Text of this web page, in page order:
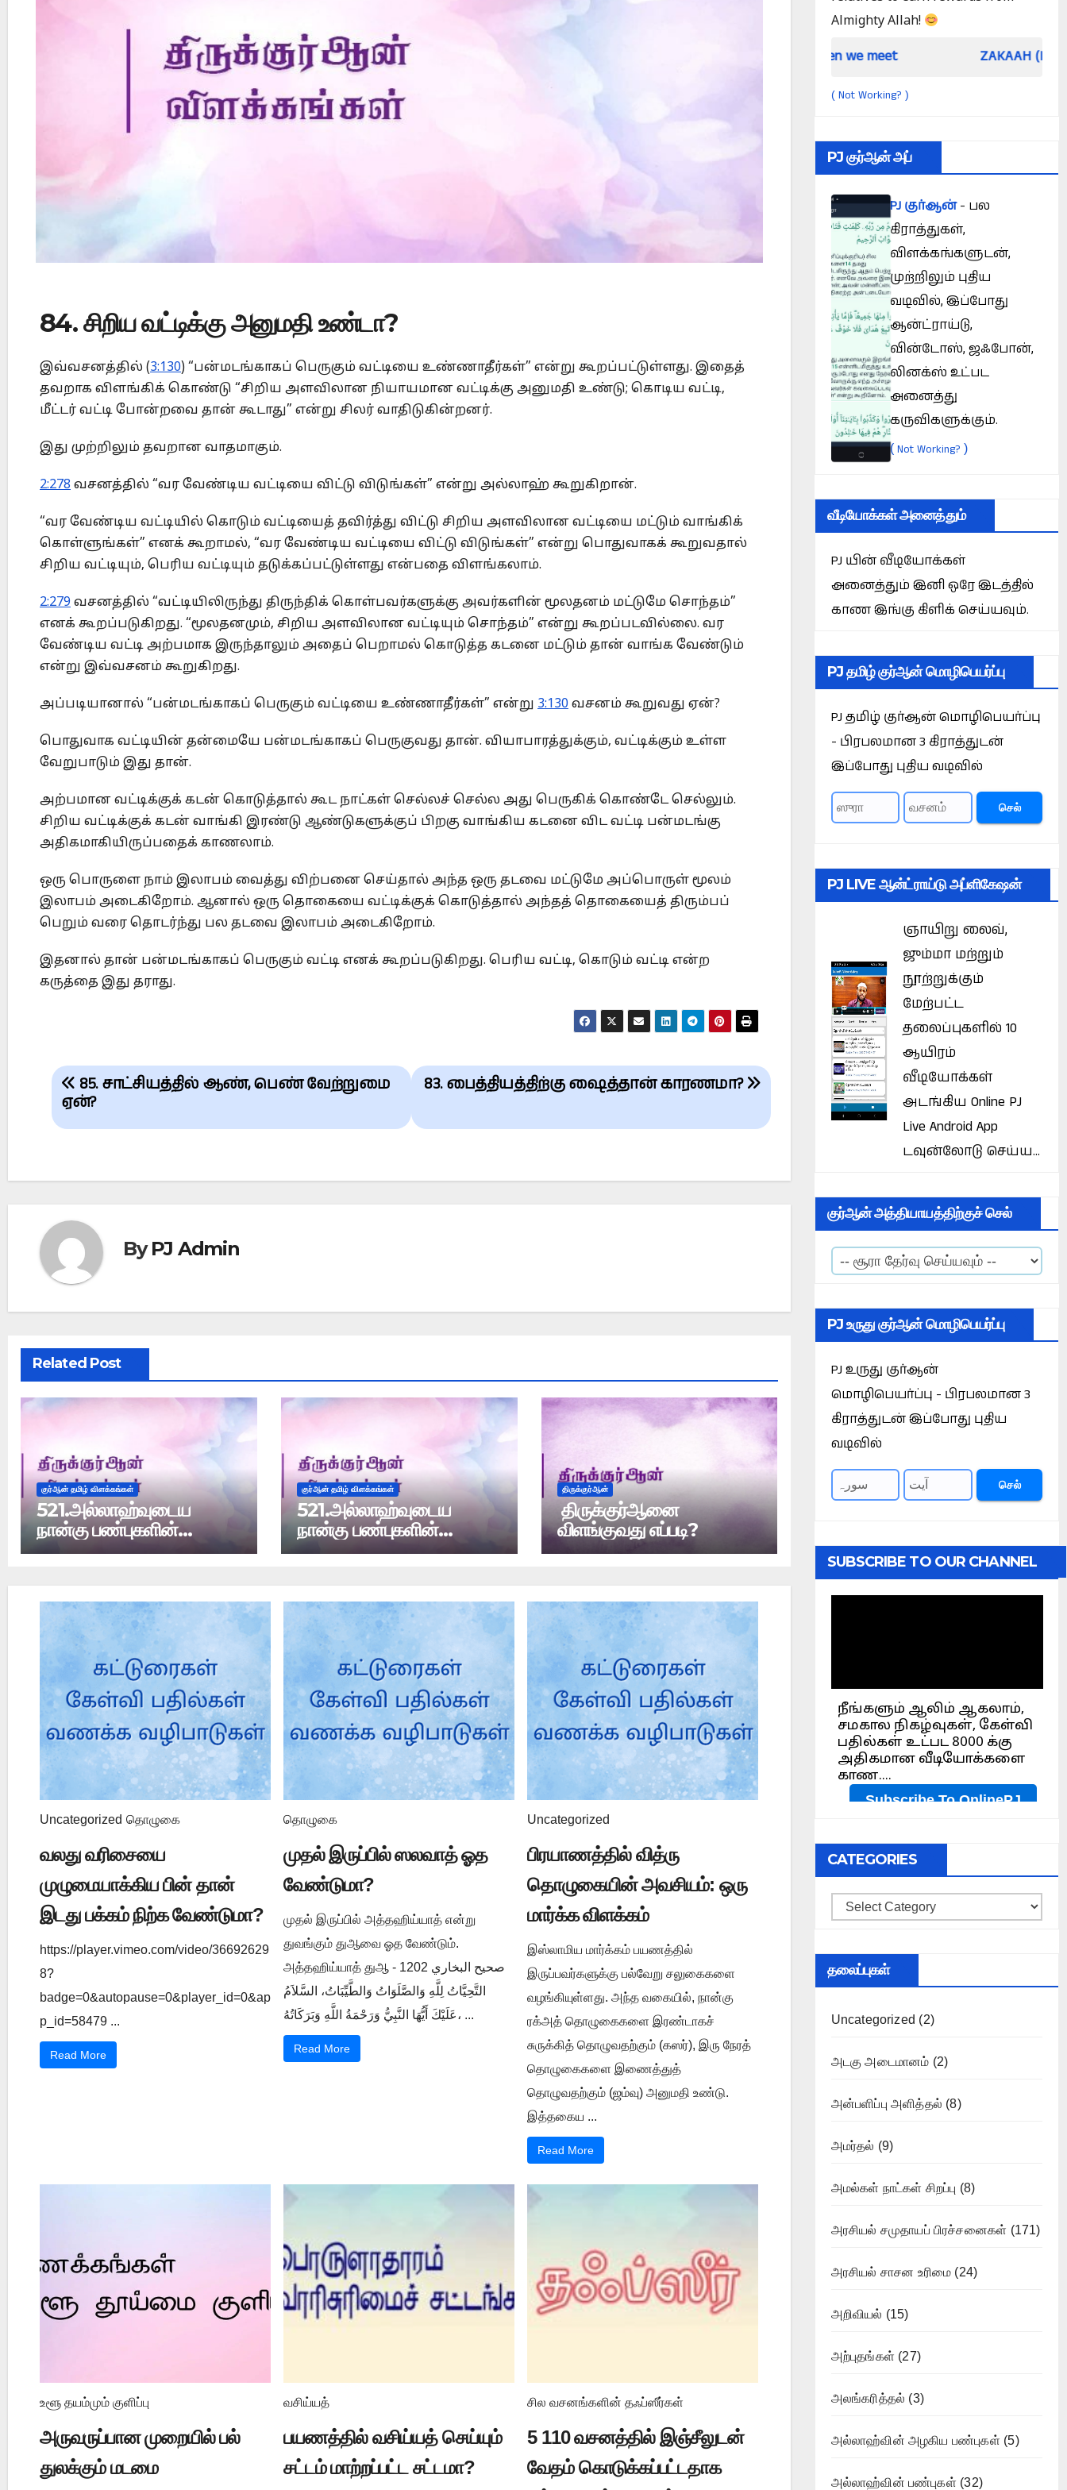
84. சிறிய வட்டிக்கு அனுமதி உண்டா?
இவ்வசனத்தில் (3:130) “பன்மடங்காகப் பெருகும் வட்டியை உண்ணாதீர்கள்” என்று கூறப்பட்டுள்ளது. இதைத்
தவறாக விளங்கிக் கொண்டு “சிறிய அளவிலான நியாயமான வட்டிக்கு அனுமதி உண்டு; கொடிய வட்டி,
மீட்டர் வட்டி போன்றவை தான் கூடாது” என்று சிலர் வாதிடுகின்றனர்.
இது முற்றிலும் தவறான வாதமாகும்.
2:278 வசனத்தில் “வர வேண்டிய வட்டியை விட்டு விடுங்கள்” என்று அல்லாஹ் கூறுகிறான்.
“வர வேண்டிய வட்டியில் கொடும் வட்டியைத் தவிர்த்து விட்டு சிறிய அளவிலான வட்டியை மட்டும் வாங்கிக்
கொள்ளுங்கள்” எனக் கூறாமல், “வர வேண்டிய வட்டியை விட்டு விடுங்கள்” என்று பொதுவாகக் கூறுவதால்
சிறிய வட்டியும், பெரிய வட்டியும் தடுக்கப்பட்டுள்ளது என்பதை விளங்கலாம்.
2:279 வசனத்தில் “வட்டியிலிருந்து திருந்திக் கொள்பவர்களுக்கு அவர்களின் மூலதனம் மட்டுமே சொந்தம்”
எனக் கூறப்படுகிறது. “மூலதனமும், சிறிய அளவிலான வட்டியும் சொந்தம்” என்று கூறப்படவில்லை. வர
வேண்டிய வட்டி அற்பமாக இருந்தாலும் அதைப் பெறாமல் கொடுத்த கடனை மட்டும் தான் வாங்க வேண்டும்
என்று இவ்வசனம் கூறுகிறது.
அப்படியானால் “பன்மடங்காகப் பெருகும் வட்டியை உண்ணாதீர்கள்” என்று 3:130 வசனம் கூறுவது ஏன்?
பொதுவாக வட்டியின் தன்மையே பன்மடங்காகப் பெருகுவது தான். வியாபாரத்துக்கும், வட்டிக்கும் உள்ள
வேறுபாடும் இது தான்.
அற்பமான வட்டிக்குக் கடன் கொடுத்தால் கூட நாட்கள் செல்லச் செல்ல அது பெருகிக் கொண்டே செல்லும்.
சிறிய வட்டிக்குக் கடன் வாங்கி இரண்டு ஆண்டுகளுக்குப் பிறகு வாங்கிய கடனை விட வட்டி பன்மடங்கு
அதிகமாகியிருப்பதைக் காணலாம்.
ஒரு பொருளை நாம் இலாபம் வைத்து விற்பனை செய்தால் அந்த ஒரு தடவை மட்டுமே அப்பொருள் மூலம்
இலாபம் அடைகிறோம். ஆனால் ஒரு தொகையை வட்டிக்குக் கொடுத்தால் அந்தத் தொகையைத் திரும்பப்
பெறும் வரை தொடர்ந்து பல தடவை இலாபம் அடைகிறோம்.
இதனால் தான் பன்மடங்காகப் பெருகும் வட்டி எனக் கூறப்படுகிறது. பெரிய வட்டி, கொடும் வட்டி என்ற
கருத்தை இது தராது.
Post
navigation
83. பைத்தியத்திற்கு ஷைத்தான் காரணமா?
85. சாட்சியத்தில் ஆண், பெண் வேற்றுமை
ஏன்?
ByPJ Admin
Related Post
குர்ஆன் தமிழ் விளக்கங்கள்
521.அல்லாஹ்வுடைய
நான்கு பண்புகளின்
விளக்கம்
குர்ஆன் தமிழ் விளக்கங்கள்
521.அல்லாஹ்வுடைய
நான்கு பண்புகளின்
விளக்கம்
திருக்குர்ஆன்
திருக்குர்ஆனை
விளங்குவது எப்படி?
Uncategorized தொழுகை
வலது வரிசையை
முழுமையாக்கிய பின் தான்
இடது பக்கம் நிற்க வேண்டுமா?
https://player.vimeo.com/video/36692629
8?
badge=0&autopause=0&player_id=0&ap
p_id=58479 ...
Read More
தொழுகை
முதல் இருப்பில் ஸலவாத் ஓத
வேண்டுமா?
முதல் இருப்பில் அத்தஹிய்யாத் என்று
துவங்கும் துஆவை ஓத வேண்டும்.
அத்தஹிய்யாத் துஆ صحيح البخاري 1202 -
التَّحِيَّاتُ لِلَّهِ وَالصَّلَوَاتُ وَالطَّيِّبَاتُ، السَّلاَمُ
عَلَيْكَ أَيُّهَا النَّبِيُّ وَرَحْمَةُ اللَّهِ وَبَرَكَاتُهُ، ...
Read More
Uncategorized
பிரயாணத்தில் வித்ரு
தொழுகையின் அவசியம்: ஒரு
மார்க்க விளக்கம்
இஸ்லாமிய மார்க்கம் பயணத்தில்
இருப்பவர்களுக்கு பல்வேறு சலுகைகளை
வழங்கியுள்ளது. அந்த வகையில், நான்கு
ரக்அத் தொழுகைகளை இரண்டாகச்
சுருக்கித் தொழுவதற்கும் (கஸர்), இரு நேரத்
தொழுகைகளை இணைத்துத்
தொழுவதற்கும் (ஜம்வு) அனுமதி உண்டு.
இத்தகைய ...
Read More
உளூ தயம்மும் குளிப்பு
அருவருப்பான முறையில் பல்
துலக்கும் மடமை
வசிய்யத்
பயணத்தில் வசிய்யத் செய்யும்
சட்டம் மாற்றப்பட்ட சட்டமா?
சில வசனங்களின் தஃப்ஸீர்கள்
5 110 வசனத்தில் இஞ்சீலுடன்
வேதம் கொடுக்கப்பட்டதாக
Almighty Allah!
Did Jesus Resurrect on Sunday or Monday? Is Prophet Muhammad superior to Jesus? ZAKAAH (In the light of Qur
( Not Working? )
PJ குர்ஆன் அப்
PJ குர்ஆன்- பல
கிராத்துகள்,
விளக்கங்களுடன்,
முற்றிலும் புதிய
வடிவில், இப்போது
ஆன்ட்ராய்டு,
வின்டோஸ், ஜஃபோன்,
லினக்ஸ் உட்பட
அனைத்து
கருவிகளுக்கும்.
(Not Working? )
வீடியோக்கள் அனைத்தும்
PJ யின் வீடியோக்கள்
அனைத்தும் இனி ஒரே இடத்தில்
காண இங்கு கிளிக் செய்யவும்.
PJ தமிழ் குர்ஆன் மொழிபெயர்ப்பு
PJ தமிழ் குர்ஆன் மொழிபெயர்ப்பு
- பிரபலமான 3 கிராத்துடன்
இப்போது புதிய வடிவில்
செல்
PJ LIVE ஆன்ட்ராய்டு அப்ளிகேஷன்
ஞாயிறு லைவ்,
ஜும்மா மற்றும்
நூற்றுக்கும்
மேற்பட்ட
தலைப்புகளில் 10
ஆயிரம்
வீடியோக்கள்
அடங்கிய Online PJ
Live Android App
டவுன்லோடு செய்ய...
குர்ஆன் அத்தியாயத்திற்குச் செல்
PJ உருது குர்ஆன் மொழிபெயர்ப்பு
PJ உருது குர்ஆன்
மொழிபெயர்ப்பு - பிரபலமான 3
கிராத்துடன் இப்போது புதிய
வடிவில்
செல்
SUBSCRIBE TO OUR CHANNEL
CATEGORIES
Categories
தலைப்புகள்
Uncategorized (2)
அடகு அடைமானம் (2)
அன்பளிப்பு அளித்தல் (8)
அமர்தல் (9)
அமல்கள் நாட்கள் சிறப்பு (8)
அரசியல் சமுதாயப் பிரச்சனைகள் (171)
அரசியல் சாசன உரிமை (24)
அறிவியல் (15)
அற்புதங்கள் (27)
அலங்கரித்தல் (3)
அல்லாஹ்வின் அழகிய பண்புகள் (5)
அல்லாஹ்வின் பண்புகள் (32)